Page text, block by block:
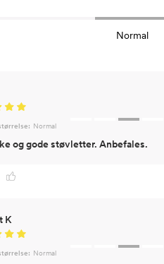
Normal
Normal
og gode støvletter. Anbefales.
K
Normal